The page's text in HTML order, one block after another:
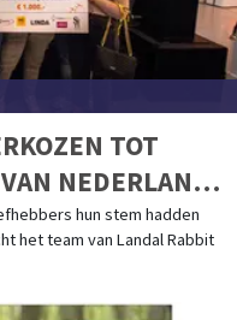
TOT
NEDERLAND
hun stem hadden
het team van Landal Rabbit